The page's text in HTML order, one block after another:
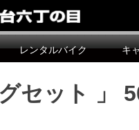
レンタルバイク キ
セット 」